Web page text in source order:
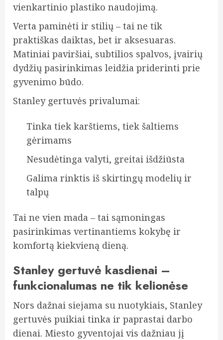
vienkartinio plastiko naudojimą.
Verta paminėti ir stilių – tai ne tik
praktiškas daiktas, bet ir aksesuaras.
Matiniai paviršiai, subtilios spalvos, įvairių
dydžių pasirinkimas leidžia priderinti prie
gyvenimo būdo.
Stanley gertuvės privalumai:
Tinka tiek karštiems, tiek šaltiems
gėrimams
Nesudėtinga valyti, greitai išdžiūsta
Galima rinktis iš skirtingų modelių ir
talpų
Tai ne vien mada – tai sąmoningas
pasirinkimas vertinantiems kokybę ir
komfortą kiekvieną dieną.
Stanley gertuvė kasdienai –
funkcionalumas ne tik kelionėse
Nors dažnai siejama su nuotykiais, Stanley
gertuvės puikiai tinka ir paprastai darbo
dienai. Miesto gyventojai vis dažniau jį